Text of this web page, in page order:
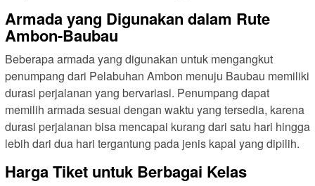
Armada yang Digunakan dalam Rute
Ambon-Baubau
Beberapa armada yang digunakan untuk mengangkut
penumpang dari Pelabuhan Ambon menuju Baubau memiliki
durasi perjalanan yang bervariasi. Penumpang dapat
memilih armada sesuai dengan waktu yang tersedia, karena
durasi perjalanan bisa mencapai kurang dari satu hari hingga
lebih dari dua hari tergantung pada jenis kapal yang dipilih.
Harga Tiket untuk Berbagai Kelas